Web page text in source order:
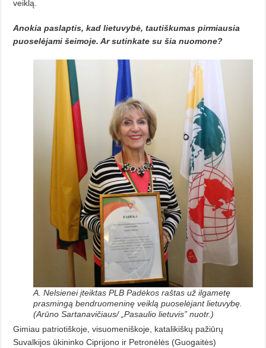
veiklą.
Anokia paslaptis, kad lietuvybė, tautiškumas pirmiausia
puose­lėjami šeimoje. Ar sutinkate su šia nuomone?
A. Nelsienei įteiktas PLB Padėkos raštas už ilgametę
prasmingą bendruomeninę veiklą puoselėjant lietuvybę.
(Arūno Sartanavičiaus/ „Pasaulio lietuvis” nuotr.)
Gimiau patriotiškoje, visuome­niš­koje, katalikiškų pažiūrų
Suvalki­jos ūkininko Ciprijono ir Petronėlės (Guogaitės)